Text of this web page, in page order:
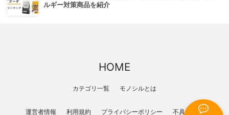
ルギー対策商品を紹介
HOME
カテゴリ一覧 モノシルとは
運営者情報 利用規約 プライバシーポリシー 不具合報告